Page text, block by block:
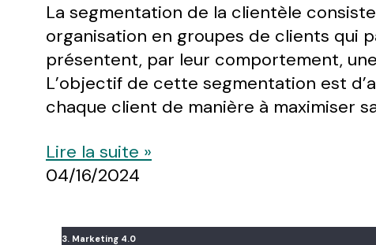
La segmentation de la clientèle
organisation en groupes de clients qui
présentent, par leur comportement,
L’objectif de cette segmentation est
chaque client de manière à maximiser
Lire la suite »
04/16/2024
3. Marketing 4.0